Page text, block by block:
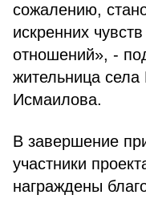
сожалению,
искренних
отношений», -
жительница
Исмаилова.
В завершение
участники
награждены